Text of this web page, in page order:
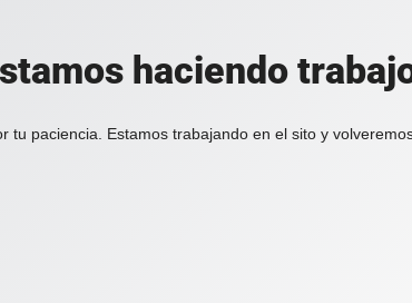
haciendo
tu paciencia. Estamos trabajando en el sito y